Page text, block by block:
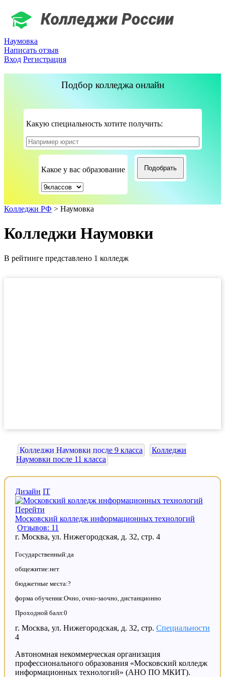
Наумовка
Написать отзыв
Вход Регистрация
Подбор колледжа онлайн
Какую специальность хотите получить:
Какое у вас образование
Колледжи РФ > Наумовка
Колледжи Наумовки
В рейтинге представлено 1 колледж
Колледжи Наумовки после 9 класса
Колледжи
Наумовки после 11 класса
Дизайн IT
Перейти
Московский колледж информационных технологий
Отзывов: 11
г. Москва, ул. Нижегородская, д. 32, стр. 4
Государственный:да
общежитие:нет
бюджетные места:?
форма обучения:Очно, очно-заочно, дистанционно
Проходной балл:0
Специальности
г. Москва, ул. Нижегородская, д. 32, стр.
4
Автономная некоммерческая организация
профессионального образования «Московский колледж
информационных технологий» (АНО ПО МКИТ).